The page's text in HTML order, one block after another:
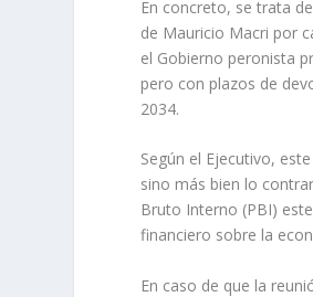
En concreto, se trata
de Mauricio Macri por
el Gobierno peronista
pero con plazos de
2034.
Según el Ejecutivo,
sino más bien lo
Bruto Interno (PBI)
financiero sobre la
En caso de que la